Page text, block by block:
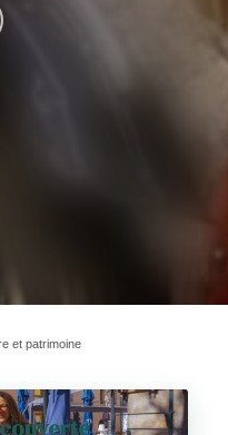
et patrimoine